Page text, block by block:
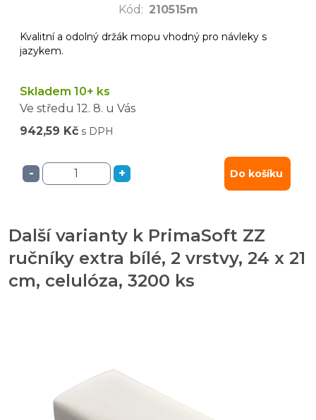
Kód : 210515m
Kvalitní a odolný držák mopu vhodný pro návleky s
jazykem.
Skladem 10+ ks
Ve středu 12. 8. u Vás
942,59 Kč s DPH
- + Do košíku
Další varianty k PrimaSoft ZZ
ručníky extra bílé, 2 vrstvy, 24 x 21
cm, celulóza, 3200 ks